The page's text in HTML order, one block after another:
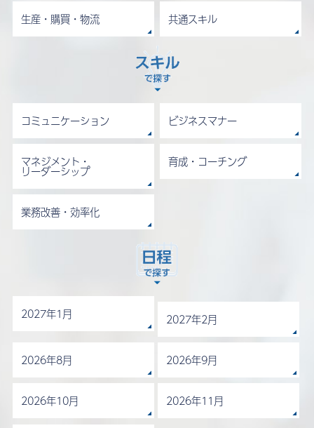
生産・購買・物流 共通スキル
コミュニケーション ビジネスマナー
マネジメント・
リーダーシップ
育成・コーチング
業務改善・効率化
2027年1月 2027年2月
2026年8月 2026年9月
2026年10月 2026年11月